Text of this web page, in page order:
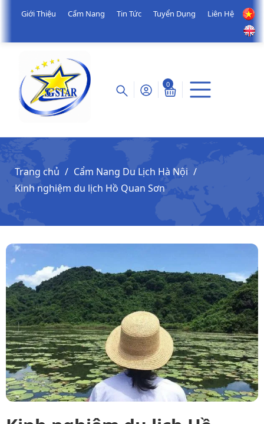
Giới Thiệu Cẩm Nang Tin Tức Tuyển Dụng Liên Hệ
0
Trang chủ
Cẩm Nang Du Lịch Hà Nội
Kinh nghiệm du lịch Hồ Quan Sơn